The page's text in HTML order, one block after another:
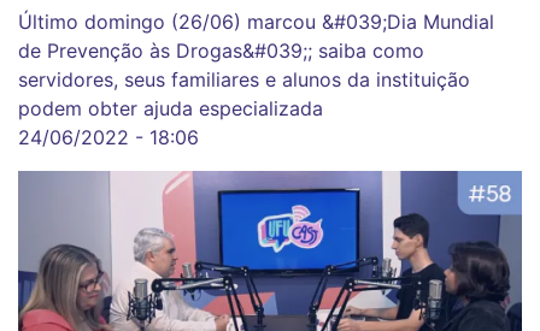
Último domingo (26/06) marcou &#039;Dia Mundial
de Prevenção às Drogas&#039;; saiba como
servidores, seus familiares e alunos da instituição
podem obter ajuda especializada
24/06/2022 - 18:06